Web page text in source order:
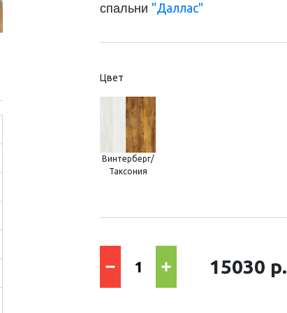
спальни "Даллас"
Цвет
Винтерберг/
Таксония
15030 р.